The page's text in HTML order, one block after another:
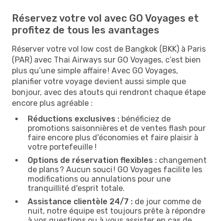
Réservez votre vol avec GO Voyages et
profitez de tous les avantages
Réserver votre vol low cost de Bangkok (BKK) à Paris
(PAR) avec Thai Airways sur GO Voyages, c’est bien
plus qu’une simple affaire ! Avec GO Voyages,
planifier votre voyage devient aussi simple que
bonjour, avec des atouts qui rendront chaque étape
encore plus agréable :
Réductions exclusives : bénéficiez de
promotions saisonnières et de ventes flash pour
faire encore plus d'économies et faire plaisir à
votre portefeuille !
Options de réservation flexibles : changement
de plans ? Aucun souci ! GO Voyages facilite les
modifications ou annulations pour une
tranquillité d'esprit totale.
Assistance clientèle 24/7 : de jour comme de
nuit, notre équipe est toujours prête à répondre